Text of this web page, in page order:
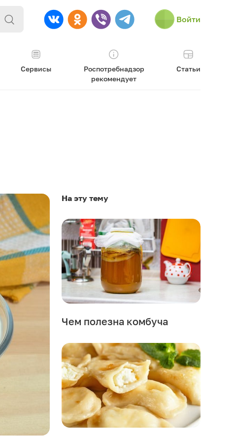
Войти
Сервисы
Роспотребнадзор
рекомендует
Статьи
На эту тему
Чем полезна комбуча